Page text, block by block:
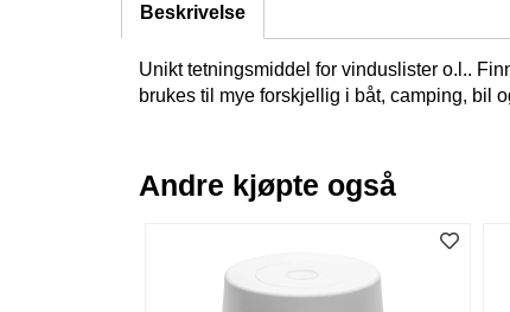
Beskrivelse
Unikt tetningsmiddel for vinduslister o.l..
brukes til mye forskjellig i båt, camping, bil
Andre kjøpte også